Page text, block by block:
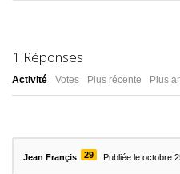
1 Réponses
Activité Votes Plus récente Plus
Jean Françis 29 Publiée le octobre